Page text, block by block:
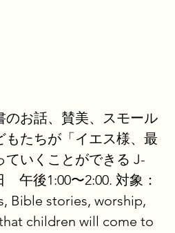
お話、賛美、スモール
たちが「イエス様、最
いくことができる J-
午後1:00〜2:00. 対象：
Bible stories, worship,
children will come to